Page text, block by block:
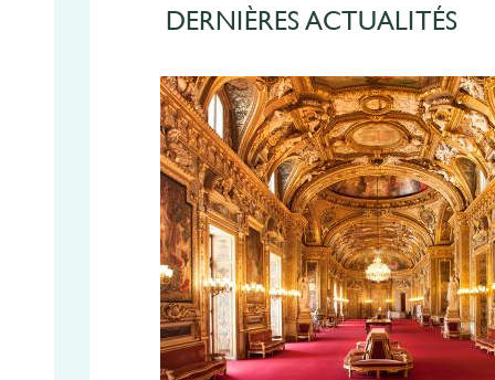
DERNIÈRES ACTUALITÉS